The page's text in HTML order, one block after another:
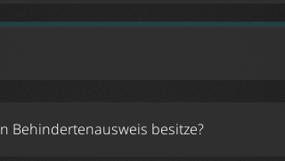
Behindertenausweis besitze?